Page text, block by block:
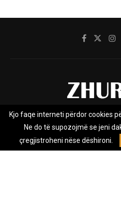
Rreth nesh Impresumi
Privacy
Zhurnal.mk është Agjenci e
Kjo faqe interneti përdor cookies
Ne do të supozojmë se jeni
çregjistroheni nëse dëshironi.